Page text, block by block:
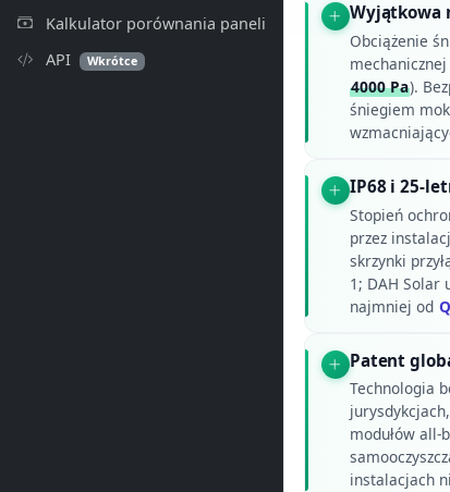
Kalkulator porównania paneli
API
Wkrótce
Wyjątkowa
Obciążenie
4000 Pa).
śniegiem
IP68 i 25-
Stopień
przez
skrzynki
1; DAH Solar
najmniej od
Patent
Technologia
modułów all-
instalacjach